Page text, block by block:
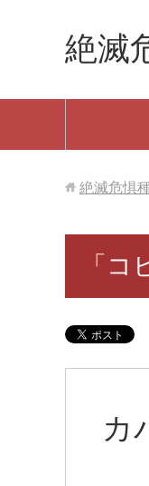
絶滅
絶滅危惧
「
カ